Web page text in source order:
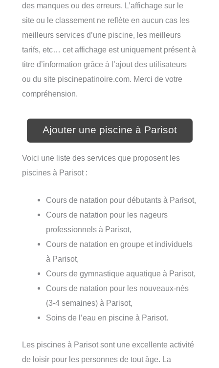
des manques ou des erreurs. L’affichage sur le
site ou le classement ne reflète en aucun cas les
meilleurs services d’une piscine, les meilleurs
tarifs, etc… cet affichage est uniquement présent à
titre d’information grâce à l’ajout des utilisateurs
ou du site piscinepatinoire.com. Merci de votre
compréhension.
Ajouter une piscine à Parisot
Voici une liste des services que proposent les
piscines à Parisot :
Cours de natation pour débutants à Parisot,
Cours de natation pour les nageurs
professionnels à Parisot,
Cours de natation en groupe et individuels
à Parisot,
Cours de gymnastique aquatique à Parisot,
Cours de natation pour les nouveaux-nés
(3-4 semaines) à Parisot,
Soins de l’eau en piscine à Parisot.
Les piscines à Parisot sont une excellente activité
de loisir pour les personnes de tout âge. La